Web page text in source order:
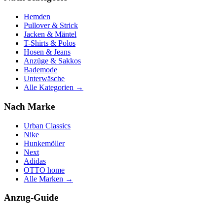
Hemden
Pullover & Strick
Jacken & Mäntel
T-Shirts & Polos
Hosen & Jeans
Anzüge & Sakkos
Bademode
Unterwäsche
Alle Kategorien →
Nach Marke
Urban Classics
Nike
Hunkemöller
Next
Adidas
OTTO home
Alle Marken →
Anzug-Guide